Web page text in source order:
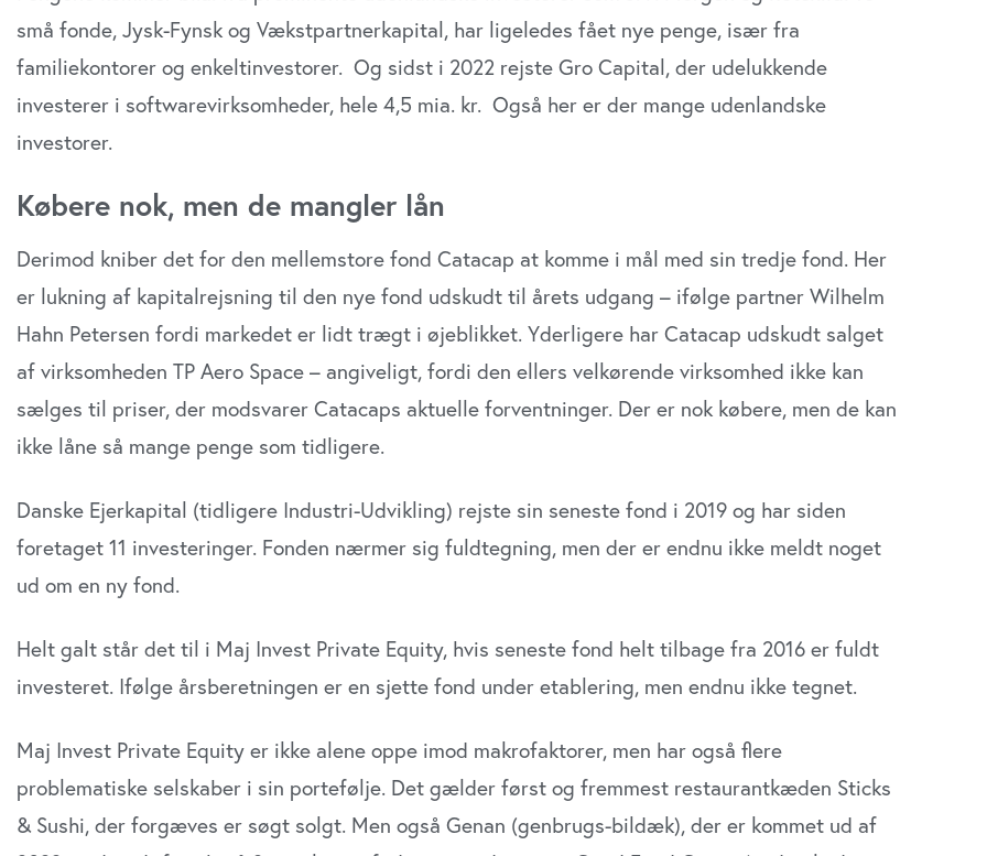
små fonde, Jysk-Fynsk og Vækstpartnerkapital, har ligeledes fået nye penge, især fra
familiekontorer og enkeltinvestorer. Og sidst i 2022 rejste Gro Capital, der udelukkende
investerer i softwarevirksomheder, hele 4,5 mia. kr. Også her er der mange udenlandske
investorer.
Købere nok, men de mangler lån
Derimod kniber det for den mellemstore fond Catacap at komme i mål med sin tredje fond. Her
er lukning af kapitalrejsning til den nye fond udskudt til årets udgang – ifølge partner Wilhelm
Hahn Petersen fordi markedet er lidt trægt i øjeblikket. Yderligere har Catacap udskudt salget
af virksomheden TP Aero Space – angiveligt, fordi den ellers velkørende virksomhed ikke kan
sælges til priser, der modsvarer Catacaps aktuelle forventninger. Der er nok købere, men de kan
ikke låne så mange penge som tidligere.
Danske Ejerkapital (tidligere Industri-Udvikling) rejste sin seneste fond i 2019 og har siden
foretaget 11 investeringer. Fonden nærmer sig fuldtegning, men der er endnu ikke meldt noget
ud om en ny fond.
Helt galt står det til i Maj Invest Private Equity, hvis seneste fond helt tilbage fra 2016 er fuldt
investeret. Ifølge årsberetningen er en sjette fond under etablering, men endnu ikke tegnet.
Maj Invest Private Equity er ikke alene oppe imod makrofaktorer, men har også flere
problematiske selskaber i sin portefølje. Det gælder først og fremmest restaurantkæden Sticks
& Sushi, der forgæves er søgt solgt. Men også Genan (genbrugs-bildæk), der er kommet ud af